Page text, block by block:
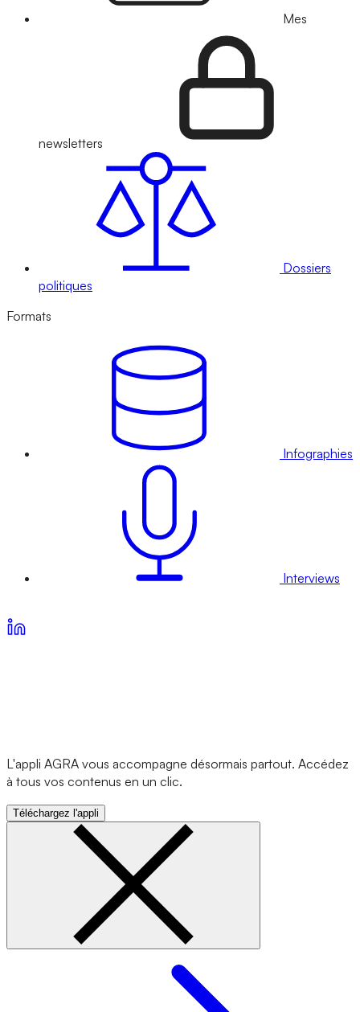
Mes
newsletters
Dossiers
politiques
Formats
Infographies
Interviews
L'appli AGRA vous accompagne désormais partout. Accédez
à tous vos contenus en un clic.
Téléchargez l'appli